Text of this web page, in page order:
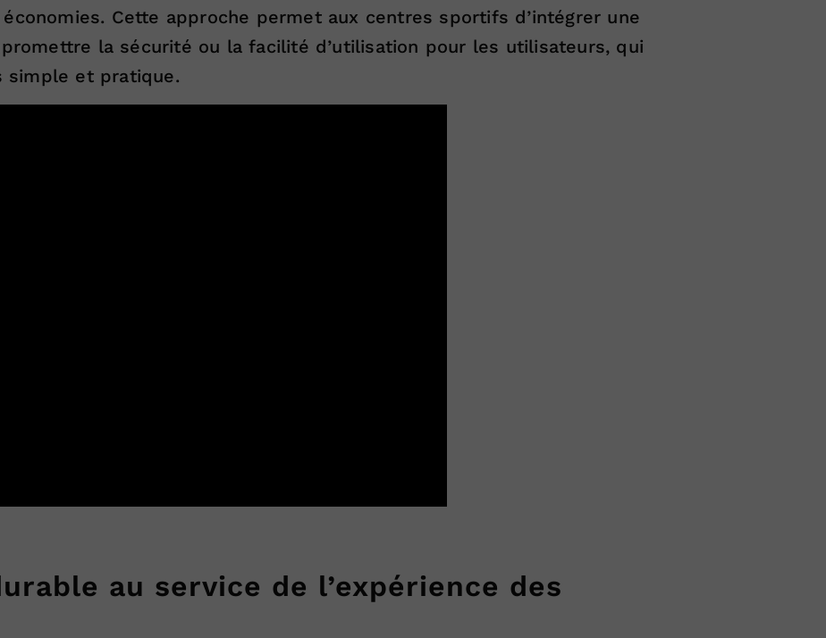
Cette approche permet aux centres sportifs d’intégrer une
la sécurité ou la facilité d’utilisation pour les utilisateurs, qui
simple et pratique.
au service de l’expérience des